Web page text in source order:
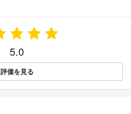
5.0
評価を見る